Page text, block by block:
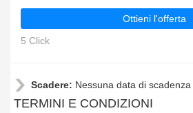
Ottieni l'offerta
5 Click
Scadere: Nessuna data di scadenza
TERMINI E CONDIZIONI